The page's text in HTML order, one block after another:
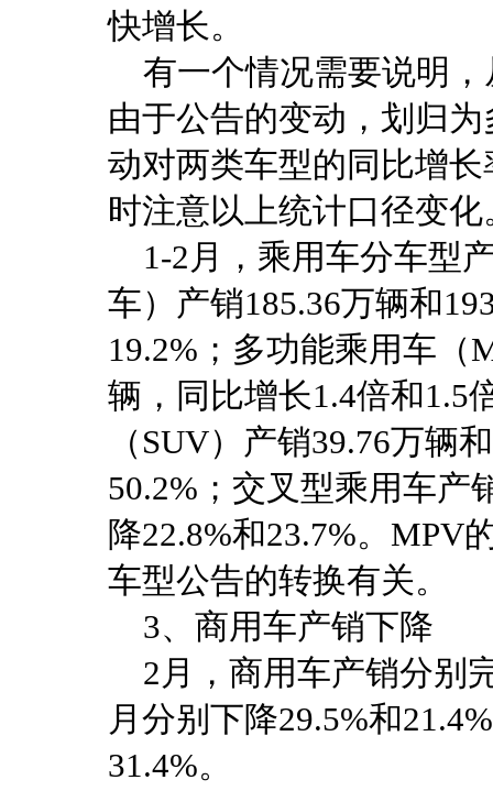
快增长。
有一个情况需要说明，
由于公告的变动，划归
动对两类车型的同比增
时注意以上统计口径变化
1-2月，乘用车分车型
车）产销185.36万辆和
19.2%；多功能乘用车（
辆，同比增长1.4倍和1.5
（SUV）产销39.76万辆
50.2%；交叉型乘用车产
降22.8%和23.7%。MPV
车型公告的转换有关。
3、商用车产销下降
2月，商用车产销分别
月分别下降29.5%和
31.4%。